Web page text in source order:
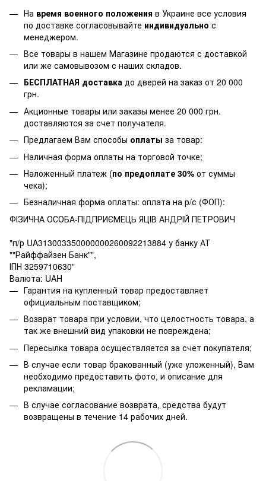
На время военного положения в Украине все условия
по доставке согласовывайте индивидуально с
менеджером.
Все товары в нашем Магазине продаются с доставкой
или же самовывозом с наших складов.
БЕСПЛАТНАЯ доставка до дверей на заказ от 20 000
грн.
Акционные товары или заказы менее 20 000 грн.
доставляются за счет получателя.
Предлагаем Вам способы оплаты за товар:
Наличная форма оплаты на торговой точке;
Наложенный платеж (по предоплате 30% от суммы
чека);
Безналичная форма оплаты: оплата на р/с (ФОП):
ФІЗИЧНА ОСОБА-ПІДПРИЄМЕЦЬ ЯЦІВ АНДРІЙ ПЕТРОВИЧ
"п/р UA313003350000000260092213884 у банку АТ
""Райффайзен Банк"",
ІПН 3259710630"
Валюта: UAH
Гарантия на купленный товар предоставляет
официальным поставщиком;
Возврат товара при условии, что целостность товара, а
так же внешний вид упаковки не повреждена;
Пересылка товара осуществляется за счет покупателя;
В случае если товар бракованный (уже уложенный), Вам
необходимо предоставить фото, и описание для
рекламации;
В случае согласование возврата, средства будут
возвращены в течение 14 рабочих дней.